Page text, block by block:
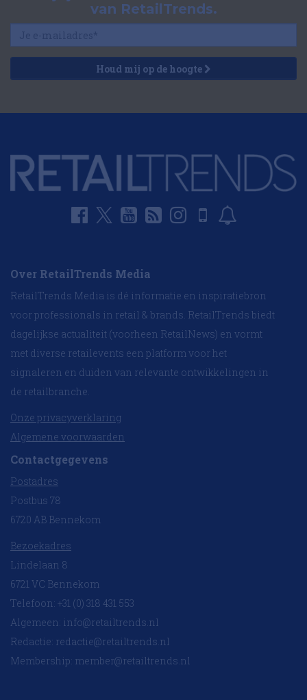
van RetailTrends.
Houd mij op de hoogte
Over RetailTrends Media
RetailTrends Media is dé informatie en inspiratiebron
voor professionals in retail & brands. RetailTrends biedt
dagelijkse actualiteit (voorheen RetailNews) en vormt
met diverse retailevents een platform voor het
signaleren en duiden van relevante ontwikkelingen in
de retailbranche.
Onze privacyverklaring
Algemene voorwaarden
Contactgegevens
Postadres
Postbus 78
6720 AB Bennekom
Bezoekadres
Lindelaan 8
6721 VC Bennekom
Telefoon: +31 (0) 318 431 553
Algemeen: info@retailtrends.nl
Redactie: redactie@retailtrends.nl
Membership: member@retailtrends.nl